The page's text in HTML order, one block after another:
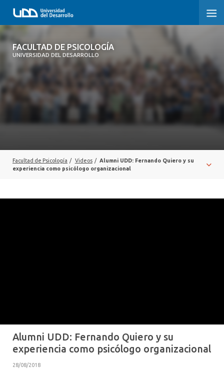
FACULTAD DE PSICOLOGÍA
UNIVERSIDAD DEL DESARROLLO
FACULTAD DE PSICOLOGÍA
POSTGRADOS Y EDUCACIÓN CONTINUA
Facultad de Psicología / Videos / Alumni UDD: Fernando Quiero y su
experiencia como psicólogo organizacional
Alumni UDD: Fernando Quiero y su
experiencia como psicólogo organizacional
28/08/2018